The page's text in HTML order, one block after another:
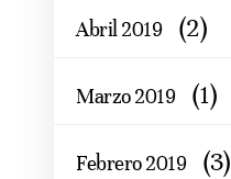
Abril 2019 (2)
Marzo 2019 (1)
Febrero 2019 (3)